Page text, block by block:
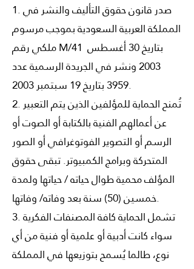
1. صدر قانون حقوق التأليف والنشر في
المملكة العربية السعودية بموجب مرسوم
ملكي رقم M/41 بتاريخ 30 أغسطس
2003 ونشر في الجريدة الرسمية عدد
3959 بتاريخ 19 سبتمبر 2003.
2. تُمنح الحماية للمؤلفين الذين يتم التعبير
عن أعمالهم الفنية بالكتابة أو الصوت أو
الرسم أو التصوير الفوتوغرافي أو الصور
المتحركة وبرامج الكمبيوتر. تبقى حقوق
المؤلف محمية طوال حياته / حياتها ولمدة
خمسين (50) سنة بعد وفاته/ وفاتها.
3. تشمل الحماية كافة المصنفات الفكرية
سواء كانت أدبية أو علمية أو فنية من أي
نوع، طالما يُسمح بتوزيعها في المملكة